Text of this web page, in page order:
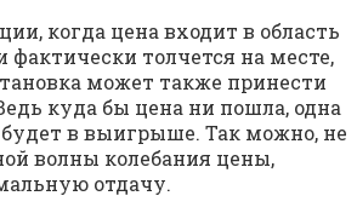
когда цена входит в область
фактически толчется на месте,
может также принести
куда бы цена ни пошла, одна
будет в выигрыше. Так можно, не
волны колебания цены,
отдачу.